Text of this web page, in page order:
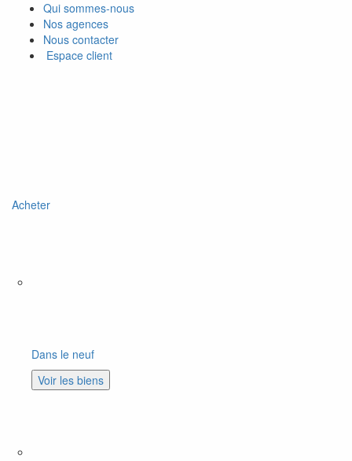
Qui sommes-nous
Nos agences
Nous contacter
Espace client
Acheter
Dans le neuf
Voir les biens